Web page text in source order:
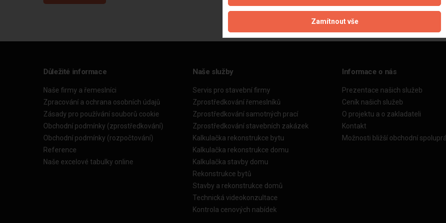
Důležité informace
Naše firmy a řemeslníci
Zpracování a ochrana osobních údajů
Zásady pro používání souborů cookie
Obchodní podmínky (zprostředkování)
Obchodní podmínky (rozpočtování)
Reference
Naše excelové tabulky online
Naše služby
Servis pro stavební firmy
Zprostředkování řemeslníků
Zprostředkování samotných prací
Zprostředkování stavebních zakázek
Kalkulačka rekonstrukce bytu
Kalkulačka rekonstrukce domu
Kalkulačka stavby domu
Rekonstrukce bytů
Stavby a rekonstrukce domů
Technická videokonzultace
Kontrola cenových nabídek
Informace o nás
Prezentace našich služeb
Ceník našich služeb
O projektu a o zakladateli
Kontakt
Možnosti bližší obchodní
Zamítnout vše